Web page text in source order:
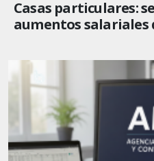
Casas particulares:
aumentos salariales